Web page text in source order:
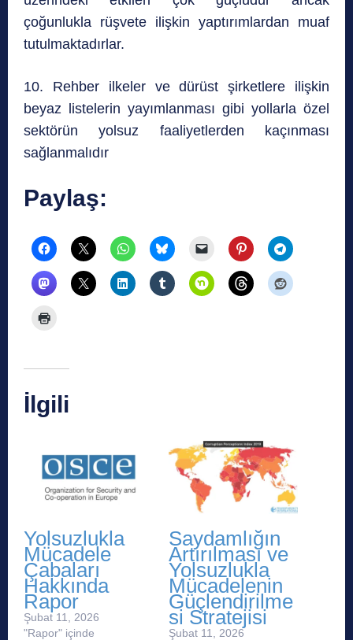
çoğunlukla rüşvete ilişkin yaptırımlardan muaf
tutulmaktadırlar.
10. Rehber ilkeler ve dürüst şirketlere ilişkin
beyaz listelerin yayımlanması gibi yollarla özel
sektörün yolsuz faaliyetlerden kaçınması
sağlanmalıdır
Paylaş:
İlgili
Yolsuzlukla
Mücadele
Çabaları
Hakkında
Rapor
Şubat 11, 2026
"Rapor" içinde
Saydamlığın
Artırılması ve
Yolsuzlukla
Mücadelenin
Güçlendirilme
si Stratejisi
Şubat 11, 2026